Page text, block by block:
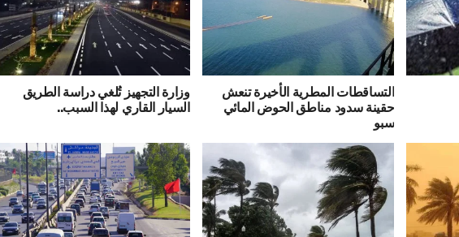
التساقطات المطرية الأخيرة تنعش
حقينة سدود مناطق الحوض المائي
سبو
وزارة التجهيز تُلغي دراسة الطريق
السيار القاري لهذا السبب..